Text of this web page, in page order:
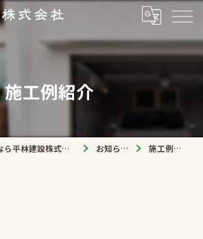
施工例紹介
大多喜町の工務店なら平林建設株式会社 お知らせ 施工例紹介